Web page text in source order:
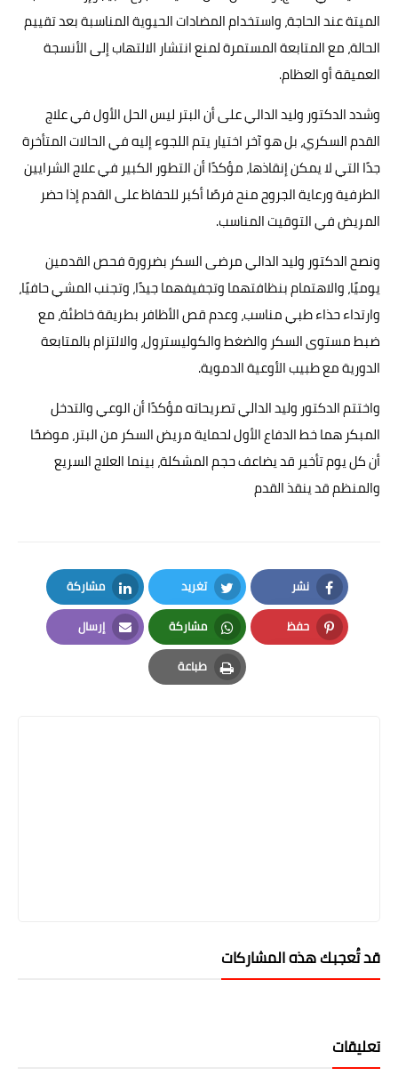
الميتة عند الحاجة، واستخدام المضادات الحيوية المناسبة بعد تقييم
الحالة، مع المتابعة المستمرة لمنع انتشار الالتهاب إلى الأنسجة
العميقة أو العظام.
وشدد الدكتور وليد الدالي على أن البتر ليس الحل الأول في علاج
القدم السكري، بل هو آخر اختيار يتم اللجوء إليه في الحالات المتأخرة
جدًا التي لا يمكن إنقاذها، مؤكدًا أن التطور الكبير في علاج الشرايين
الطرفية ورعاية الجروح منح فرصًا أكبر للحفاظ على القدم إذا حضر
المريض في التوقيت المناسب.
ونصح الدكتور وليد الدالي مرضى السكر بضرورة فحص القدمين
يوميًا، والاهتمام بنظافتهما وتجفيفهما جيدًا، وتجنب المشي حافيًا،
وارتداء حذاء طبي مناسب، وعدم قص الأظافر بطريقة خاطئة، مع
ضبط مستوى السكر والضغط والكوليسترول، والالتزام بالمتابعة
الدورية مع طبيب الأوعية الدموية.
واختتم الدكتور وليد الدالي تصريحاته مؤكدًا أن الوعي والتدخل
المبكر هما خط الدفاع الأول لحماية مريض السكر من البتر، موضحًا
أن كل يوم تأخير قد يضاعف حجم المشكلة، بينما العلاج السريع
والمنظم قد ينقذ القدم
نشر
Facebook
تغريد
Twitter
مشاركة
LinkedIn
حفظ
Pinterest
مشاركة
Whatsapp
إرسال
Email
طباعة
Print
قد تُعجبك هذه المشاركات
تعليقات